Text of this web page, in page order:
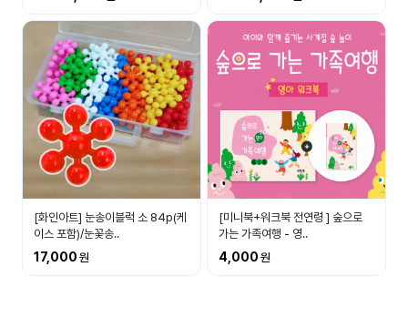
티
공지
사항
이벤
트
우리
들의
이야
후기
게시
판
[화인아트] 눈송이블럭 소 84p(케
이스 포함)/눈꽃송..
17,000
[미니북+워크북 전연령 ] 숲으로
가는 가족여행 - 영..
4,000